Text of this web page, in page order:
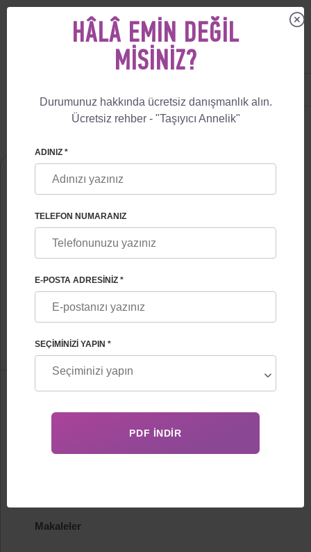
HAKKIMIZDA ALEXANDER MIKHAILOVICH FESKOV
ALEXANDER MIKHAILOVICH FESKOV
Tıp Bilimleri Doktoru, Profesör, Kurucu ve Direktör
FHRG Başkan
Makaleler
HÂLÂ EMIN DEĞIL
MISINIZ?
Durumunuz hakkında ücretsiz danışmanlık alın.
Ücretsiz rehber - "Taşıyıcı Annelik"
ADINIZ *
TELEFON NUMARANIZ
E-POSTA ADRESINIZ *
SEÇIMINIZI YAPIN *